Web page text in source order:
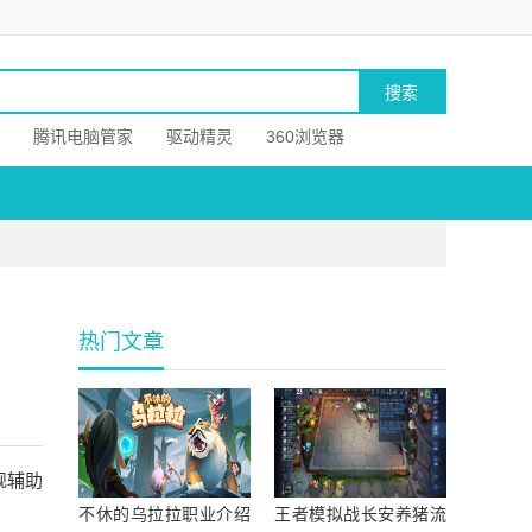
腾讯电脑管家 驱动精灵 360浏览器
辅助
热门文章
不休的乌拉拉职业介绍 王者模拟战长安养猪流